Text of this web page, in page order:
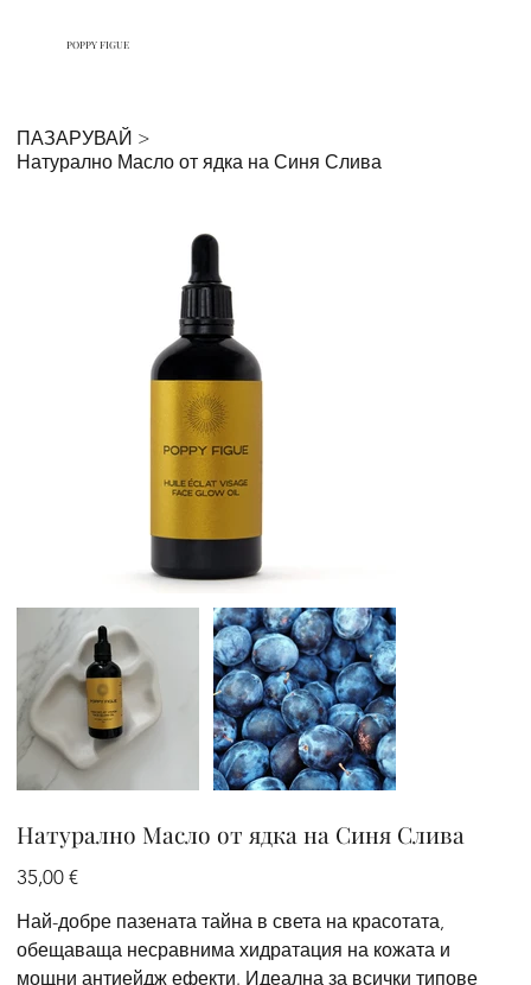
POPPY FIGUE
ПАЗАРУВАЙ >
Натурално Масло от ядка на Синя Слива
Натурално Масло от ядка на Синя Слива
Цена
35,00 €
Най-добре пазената тайна в света на красотата,
обещаваща несравнима хидратация на кожата и
мощни антиейдж ефекти. Идеална за всички типове